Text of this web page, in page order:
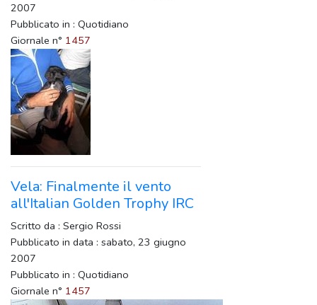
2007
Pubblicato in : Quotidiano
Giornale n° 1457
Vela: Finalmente il vento
all'Italian Golden Trophy IRC
Scritto da : Sergio Rossi
Pubblicato in data : sabato, 23 giugno
2007
Pubblicato in : Quotidiano
Giornale n° 1457